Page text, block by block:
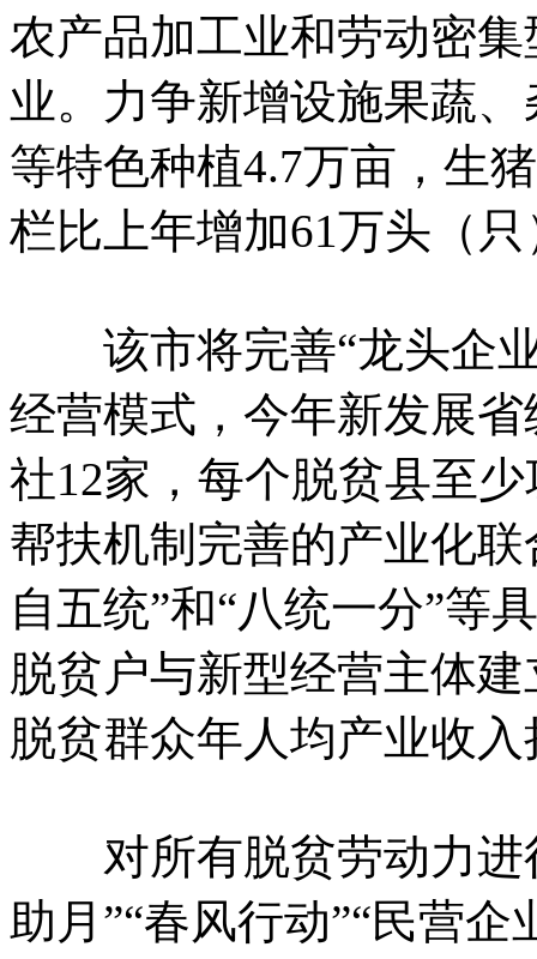
农产品加工业和劳动密
业。力争新增设施果蔬
等特色种植4.7万亩，生
栏比上年增加61万头（
该市将完善“龙头企业
经营模式，今年新发展
社12家，每个脱贫县至
帮扶机制完善的产业化
自五统”和“八统一分”等
脱贫户与新型经营主体
脱贫群众年人均产业收
对所有脱贫劳动力进
助月”“春风行动”“民营